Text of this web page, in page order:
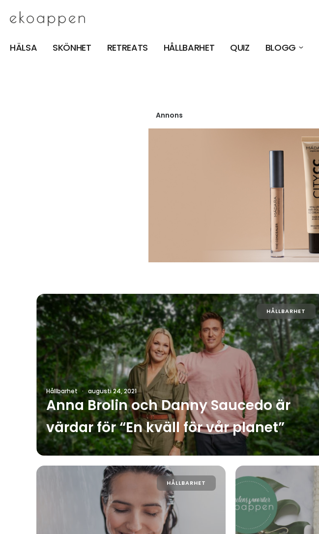
HÄLSA SKÖNHET RETREATS HÅLLBARHET QUIZ BLOGG
Annons
HÅLLBARHET
Hållbarhet · augusti 24, 2021
Anna Brolin och Danny Saucedo är
värdar för “En kväll för vår planet”
HÅLLBARHET